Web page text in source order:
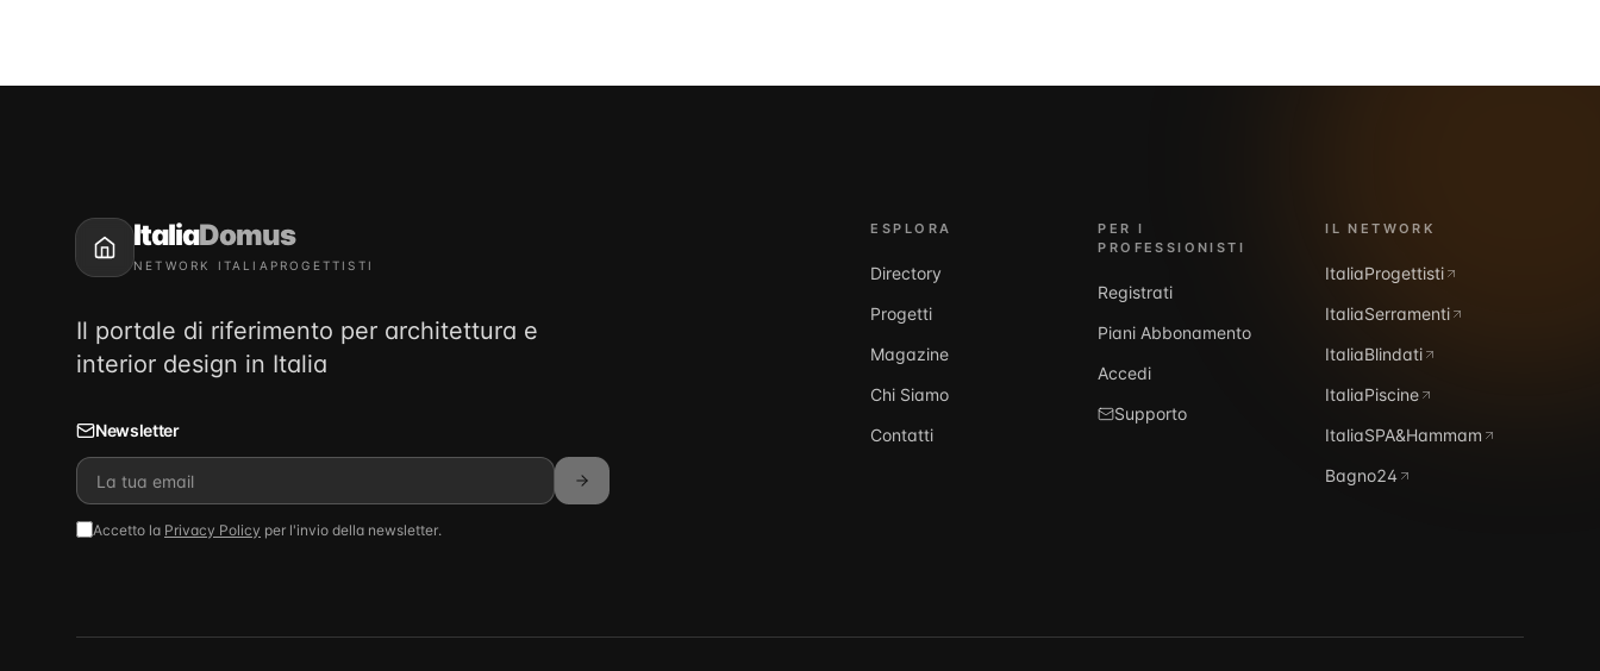
ItaliaDomus
NETWORK ITALIAPROGETTISTI
Il portale di riferimento per architettura e
interior design in Italia
Newsletter
Accetto la Privacy Policy per l'invio della newsletter.
ESPLORA
Directory
Progetti
Magazine
Chi Siamo
Contatti
PER I
PROFESSIONISTI
Registrati
Piani Abbonamento
Accedi
Supporto
IL NETWORK
ItaliaProgettisti
ItaliaSerramenti
ItaliaBlindati
ItaliaPiscine
ItaliaSPA&Hammam
Bagno24